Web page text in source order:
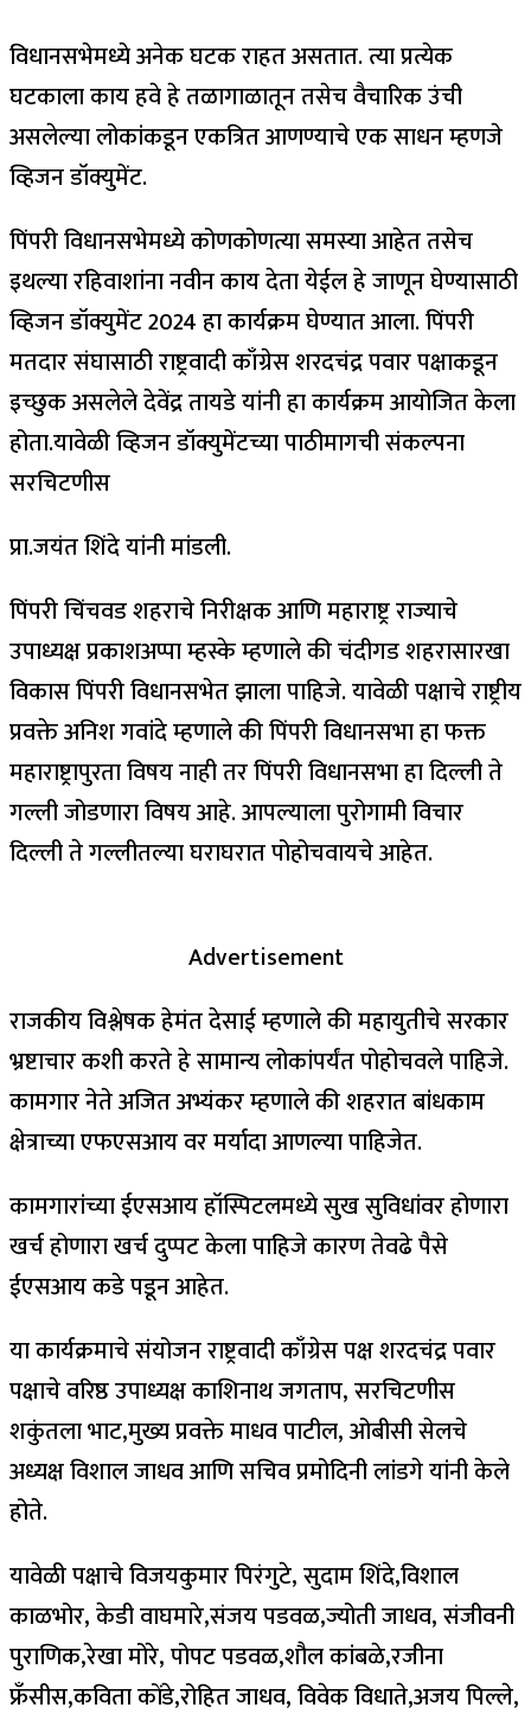
विधानसभेमध्ये अनेक घटक राहत असतात. त्या प्रत्येक
घटकाला काय हवे हे तळागाळातून तसेच वैचारिक उंची
असलेल्या लोकांकडून एकत्रित आणण्याचे एक साधन म्हणजे
व्हिजन डॉक्युमेंट.
पिंपरी विधानसभेमध्ये कोणकोणत्या समस्या आहेत तसेच
इथल्या रहिवाशांना नवीन काय देता येईल हे जाणून घेण्यासाठी
व्हिजन डॉक्युमेंट 2024 हा कार्यक्रम घेण्यात आला. पिंपरी
मतदार संघासाठी राष्ट्रवादी काँग्रेस शरदचंद्र पवार पक्षाकडून
इच्छुक असलेले देवेंद्र तायडे यांनी हा कार्यक्रम आयोजित केला
होता.यावेळी व्हिजन डॉक्युमेंटच्या पाठीमागची संकल्पना
सरचिटणीस
प्रा.जयंत शिंदे यांनी मांडली.
पिंपरी चिंचवड शहराचे निरीक्षक आणि महाराष्ट्र राज्याचे
उपाध्यक्ष प्रकाशअप्पा म्हस्के म्हणाले की चंदीगड शहरासारखा
विकास पिंपरी विधानसभेत झाला पाहिजे. यावेळी पक्षाचे राष्ट्रीय
प्रवक्ते अनिश गवांदे म्हणाले की पिंपरी विधानसभा हा फक्त
महाराष्ट्रापुरता विषय नाही तर पिंपरी विधानसभा हा दिल्ली ते
गल्ली जोडणारा विषय आहे. आपल्याला पुरोगामी विचार
दिल्ली ते गल्लीतल्या घराघरात पोहोचवायचे आहेत.
Advertisement
राजकीय विश्लेषक हेमंत देसाई म्हणाले की महायुतीचे सरकार
भ्रष्टाचार कशी करते हे सामान्य लोकांपर्यंत पोहोचवले पाहिजे.
कामगार नेते अजित अभ्यंकर म्हणाले की शहरात बांधकाम
क्षेत्राच्या एफएसआय वर मर्यादा आणल्या पाहिजेत.
कामगारांच्या ईएसआय हॉस्पिटलमध्ये सुख सुविधांवर होणारा
खर्च होणारा खर्च दुप्पट केला पाहिजे कारण तेवढे पैसे
ईएसआय कडे पडून आहेत.
या कार्यक्रमाचे संयोजन राष्ट्रवादी काँग्रेस पक्ष शरदचंद्र पवार
पक्षाचे वरिष्ठ उपाध्यक्ष काशिनाथ जगताप, सरचिटणीस
शकुंतला भाट,मुख्य प्रवक्ते माधव पाटील, ओबीसी सेलचे
अध्यक्ष विशाल जाधव आणि सचिव प्रमोदिनी लांडगे यांनी केले
होते.
यावेळी पक्षाचे विजयकुमार पिरंगुटे, सुदाम शिंदे,विशाल
काळभोर, केडी वाघमारे,संजय पडवळ,ज्योती जाधव, संजीवनी
पुराणिक,रेखा मोरे, पोपट पडवळ,शौल कांबळे,रजीना
फ्रँसीस,कविता कोंडे,रोहित जाधव, विवेक विधाते,अजय पिल्ले,